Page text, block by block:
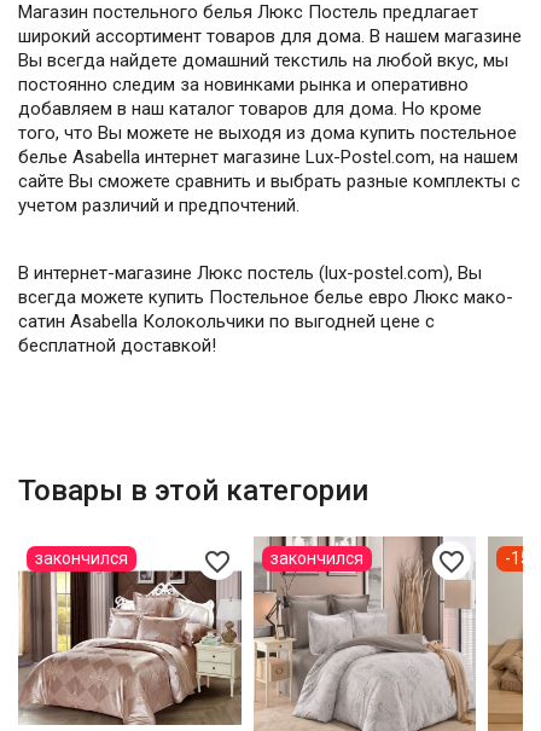
Магазин постельного белья Люкс Постель предлагает
широкий ассортимент товаров для дома. В нашем магазине
Вы всегда найдете домашний текстиль на любой вкус, мы
постоянно следим за новинками рынка и оперативно
добавляем в наш каталог товаров для дома. Но кроме
того, что Вы можете не выходя из дома купить постельное
белье Asabella интернет магазине Lux-Postel.com, на нашем
сайте Вы сможете сравнить и выбрать разные комплекты с
учетом различий и предпочтений.
В интернет-магазине Люкс постель (lux-postel.com), Вы
всегда можете купить Постельное белье евро Люкс мако-
сатин Asabella Колокольчики по выгодней цене с
бесплатной доставкой!
Товары в этой категории
favorite_border
закончился favorite_border
закончился -